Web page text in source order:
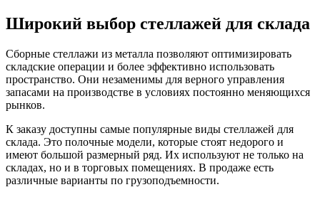
Широкий выбор стеллажей для склада
Сборные стеллажи из металла позволяют оптимизировать
складские операции и более эффективно использовать
пространство. Они незаменимы для верного управления
запасами на производстве в условиях постоянно меняющихся
рынков.
К заказу доступны самые популярные виды стеллажей для
склада. Это полочные модели, которые стоят недорого и
имеют большой размерный ряд. Их используют не только на
складах, но и в торговых помещениях. В продаже есть
различные варианты по грузоподъемности.